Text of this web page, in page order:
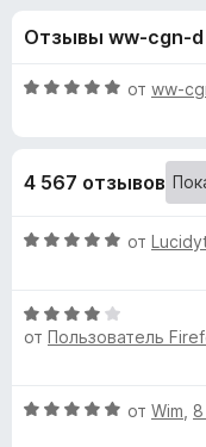
а
R
o
b
o
F
3
з
Отзывы ww-cgn-d
О
е
о
5
и
от ww-
4 567 отзывов
О
н
е
н
от
О
ц
е
от Пользователь
О
от Wim